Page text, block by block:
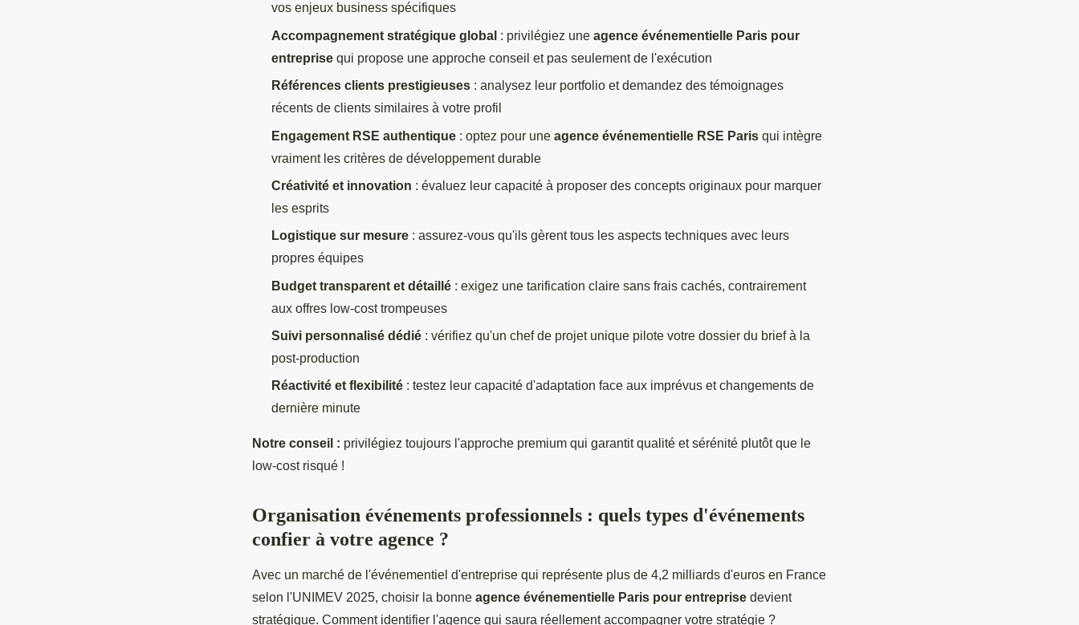
vos enjeux business spécifiques
Accompagnement stratégique global : privilégiez une agence événementielle Paris pour
entreprise qui propose une approche conseil et pas seulement de l'exécution
Références clients prestigieuses : analysez leur portfolio et demandez des témoignages
récents de clients similaires à votre profil
Engagement RSE authentique : optez pour une agence événementielle RSE Paris qui intègre
vraiment les critères de développement durable
Créativité et innovation : évaluez leur capacité à proposer des concepts originaux pour marquer
les esprits
Logistique sur mesure : assurez-vous qu'ils gèrent tous les aspects techniques avec leurs
propres équipes
Budget transparent et détaillé : exigez une tarification claire sans frais cachés, contrairement
aux offres low-cost trompeuses
Suivi personnalisé dédié : vérifiez qu'un chef de projet unique pilote votre dossier du brief à la
post-production
Réactivité et flexibilité : testez leur capacité d'adaptation face aux imprévus et changements de
dernière minute
Notre conseil : privilégiez toujours l'approche premium qui garantit qualité et sérénité plutôt que le
low-cost risqué !
Organisation événements professionnels : quels types d'événements
confier à votre agence ?
Avec un marché de l'événementiel d'entreprise qui représente plus de 4,2 milliards d'euros en France
selon l'UNIMEV 2025, choisir la bonne agence événementielle Paris pour entreprise devient
stratégique. Comment identifier l'agence qui saura réellement accompagner votre stratégie ?